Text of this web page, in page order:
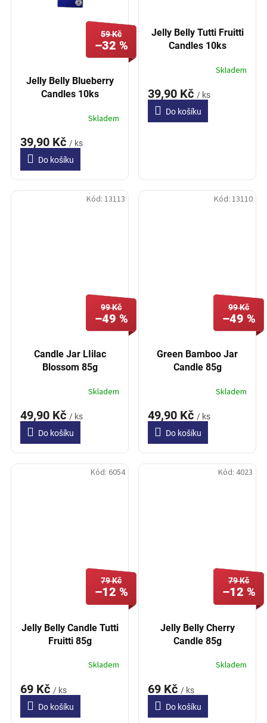
59 Kč
–32 %
Jelly Belly Blueberry
Candles 10ks
Skladem
39,90 Kč / ks
Do košíku
Jelly Belly Tutti Fruitti
Candles 10ks
Skladem
39,90 Kč / ks
Do košíku
99 Kč
–49 %
Candle Jar LIilac
Blossom 85g
Skladem
49,90 Kč / ks
Do košíku
Kód: 13113
99 Kč
–49 %
Green Bamboo Jar
Candle 85g
Skladem
49,90 Kč / ks
Do košíku
Kód: 13110
79 Kč
–12 %
Jelly Belly Candle Tutti
Fruitti 85g
Skladem
69 Kč / ks
Do košíku
Kód: 6054
79 Kč
–12 %
Jelly Belly Cherry
Candle 85g
Skladem
69 Kč / ks
Do košíku
Kód: 4023